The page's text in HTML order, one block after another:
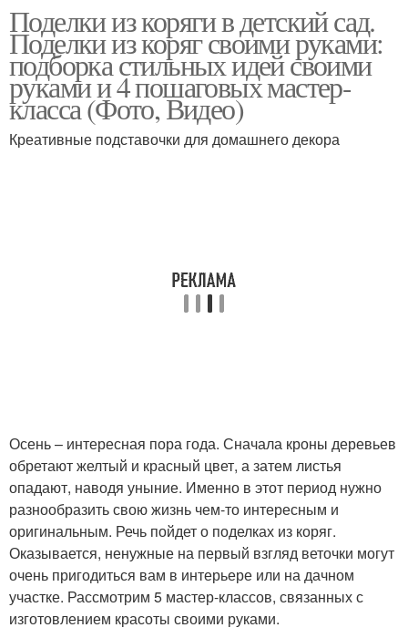
Забавные поделки
Поделки из коряги в детский сад.
Поделки из коряг своими руками:
подборка стильных идей своими
руками и 4 пошаговых мастер-
класса (Фото, Видео)
Креативные подставочки для домашнего декора
Осень – интересная пора года. Сначала кроны деревьев
обретают желтый и красный цвет, а затем листья
опадают, наводя уныние. Именно в этот период нужно
разнообразить свою жизнь чем-то интересным и
оригинальным. Речь пойдет о поделках из коряг.
Оказывается, ненужные на первый взгляд веточки могут
очень пригодиться вам в интерьере или на дачном
участке. Рассмотрим 5 мастер-классов, связанных с
изготовлением красоты своими руками.